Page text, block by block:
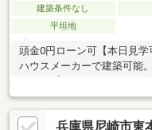
建築条件なし
平坦地
頭金0円ローン可【本日見
ハウスメーカーで建築可能
局ございます。
兵庫県尼崎市東